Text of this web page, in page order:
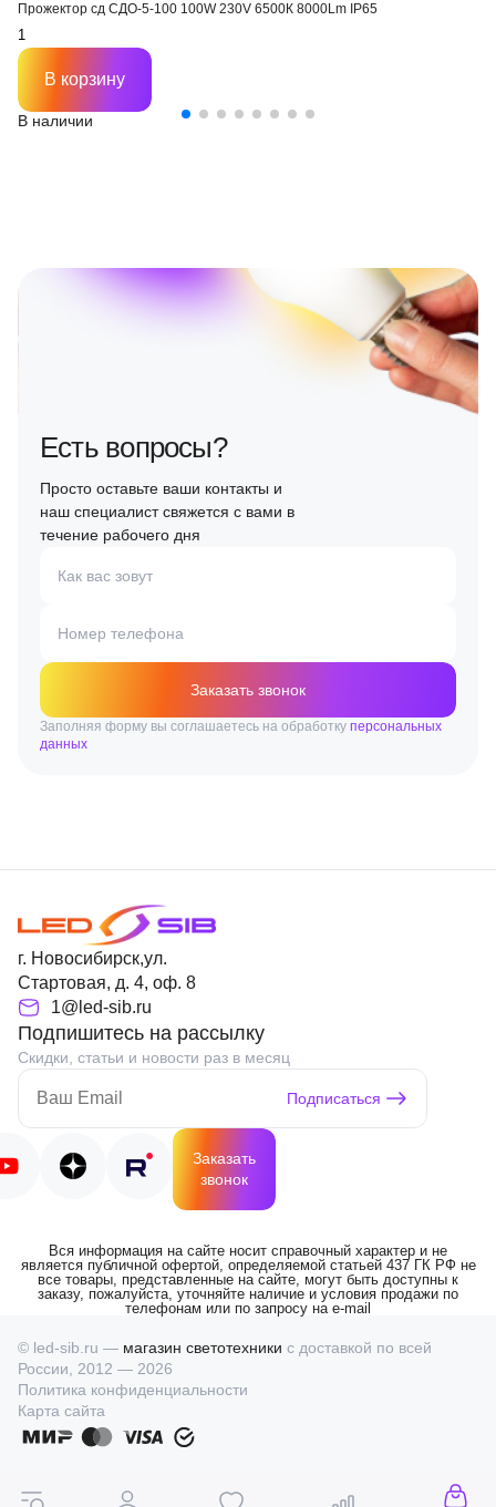
Прожектор сд СДО-5-100 100W 230V 6500К 8000Lm IP65
В наличии
В корзину
Есть вопросы?
Просто оставьте ваши контакты и
наш специалист свяжется с вами в
течение рабочего дня
Как вас зовут
Номер телефона
Заказать звонок
Заполняя форму вы соглашаетесь на обработку персональных
данных
г. Новосибирск,ул.
Стартовая, д. 4, оф. 8
1@led-sib.ru
Подпишитесь на рассылку
Скидки, статьи и новости раз в месяц
Подписаться
Заказать
звонок
Вся информация на сайте носит справочный характер и не
является публичной офертой, определяемой статьей 437 ГК РФ не
все товары, представленные на сайте, могут быть доступны к
заказу, пожалуйста, уточняйте наличие и условия продажи по
телефонам или по запросу на e-mail
© led-sib.ru — магазин светотехники с доставкой по всей
России, 2012 — 2026
Политика конфиденциальности
Карта сайта